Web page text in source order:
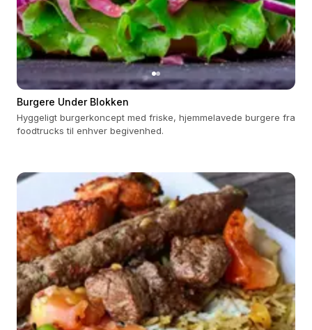
Burgere Under Blokken
Hyggeligt burgerkoncept med friske, hjemmelavede burgere fra
foodtrucks til enhver begivenhed.